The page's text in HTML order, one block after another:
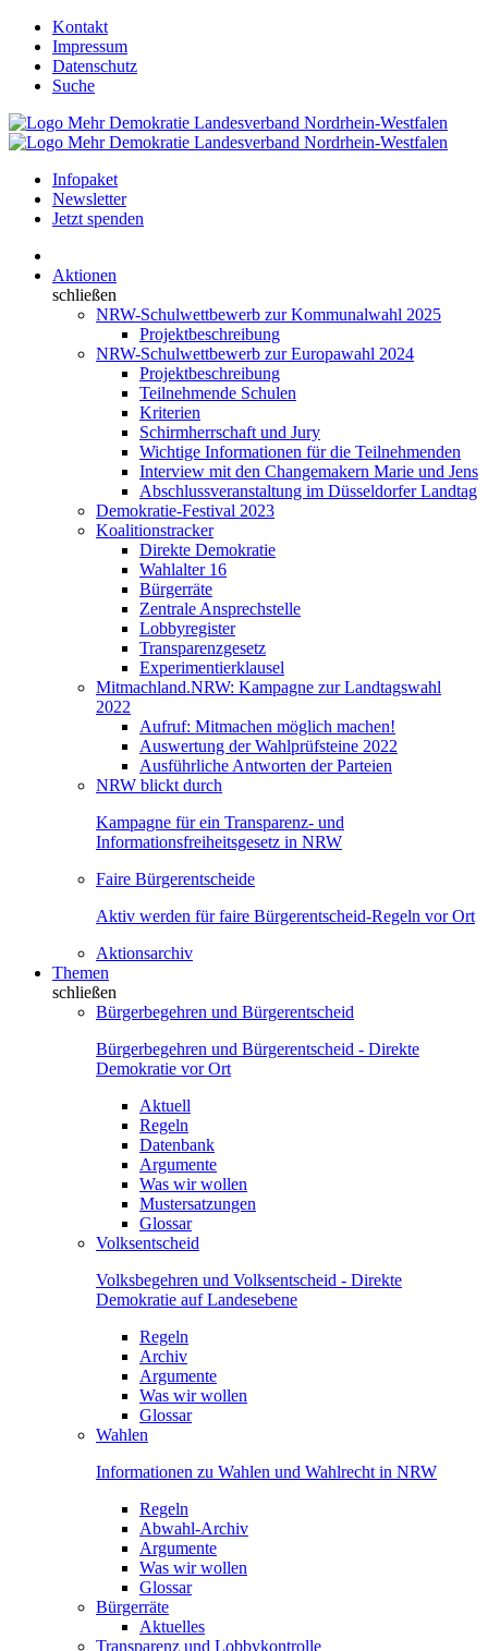
Kontakt
Impressum
Datenschutz
Suche
Infopaket
Newsletter
Jetzt spenden
Aktionen
schließen
NRW-Schulwettbewerb zur Kommunalwahl 2025
Projektbeschreibung
NRW-Schulwettbewerb zur Europawahl 2024
Projektbeschreibung
Teilnehmende Schulen
Kriterien
Schirmherrschaft und Jury
Wichtige Informationen für die Teilnehmenden
Interview mit den Changemakern Marie und Jens
Abschlussveranstaltung im Düsseldorfer Landtag
Demokratie-Festival 2023
Koalitionstracker
Direkte Demokratie
Wahlalter 16
Bürgerräte
Zentrale Ansprechstelle
Lobbyregister
Transparenzgesetz
Experimentierklausel
Mitmachland.NRW: Kampagne zur Landtagswahl
2022
Aufruf: Mitmachen möglich machen!
Auswertung der Wahlprüfsteine 2022
Ausführliche Antworten der Parteien
NRW blickt durch
Kampagne für ein Transparenz- und
Informationsfreiheitsgesetz in NRW
Faire Bürgerentscheide
Aktiv werden für faire Bürgerentscheid-Regeln vor Ort
Aktionsarchiv
Themen
schließen
Bürgerbegehren und Bürgerentscheid
Bürgerbegehren und Bürgerentscheid - Direkte
Demokratie vor Ort
Aktuell
Regeln
Datenbank
Argumente
Was wir wollen
Mustersatzungen
Glossar
Volksentscheid
Volksbegehren und Volksentscheid - Direkte
Demokratie auf Landesebene
Regeln
Archiv
Argumente
Was wir wollen
Glossar
Wahlen
Informationen zu Wahlen und Wahlrecht in NRW
Regeln
Abwahl-Archiv
Argumente
Was wir wollen
Glossar
Bürgerräte
Aktuelles
Transparenz und Lobbykontrolle